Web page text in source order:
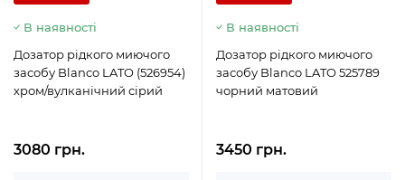
В наявності
Дозатор рідкого миючого
засобу Blanco LATO (526954)
хром/вулканічний сірий
3080 грн.
В наявності
Дозатор рідкого миючого
засобу Blanco LATO 525789
чорний матовий
3450 грн.